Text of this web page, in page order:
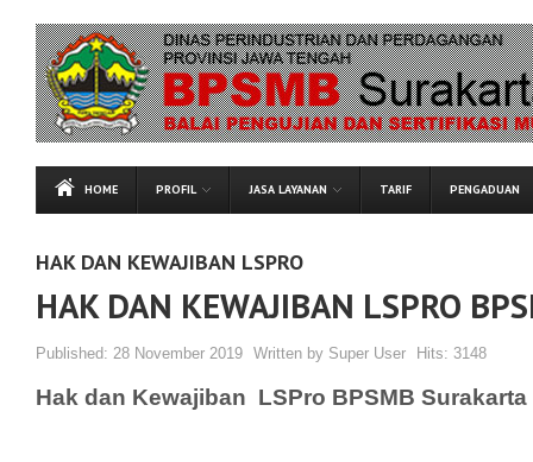
HOME PROFIL JASA LAYANAN TARIF PENGADUAN
HAK DAN KEWAJIBAN LSPRO
HAK DAN KEWAJIBAN LSPRO
Published: 28 November 2019 Written by Super User Hits: 3148
Hak dan Kewajiban LSPro BPSMB Surakarta